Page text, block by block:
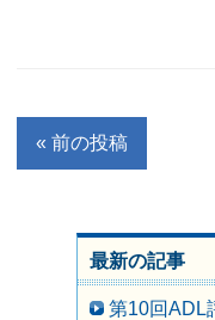
« 前の投稿
最新の記事
第10回ADL